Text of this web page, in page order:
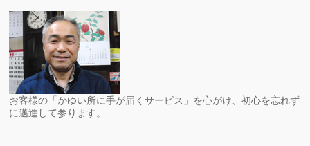
お客様の「かゆい所に手が届くサービス」を心がけ、初心を忘れず
に邁進して参ります。